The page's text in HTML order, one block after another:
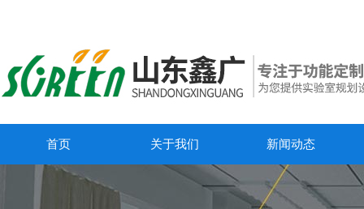
首页 关于我们 新闻动态